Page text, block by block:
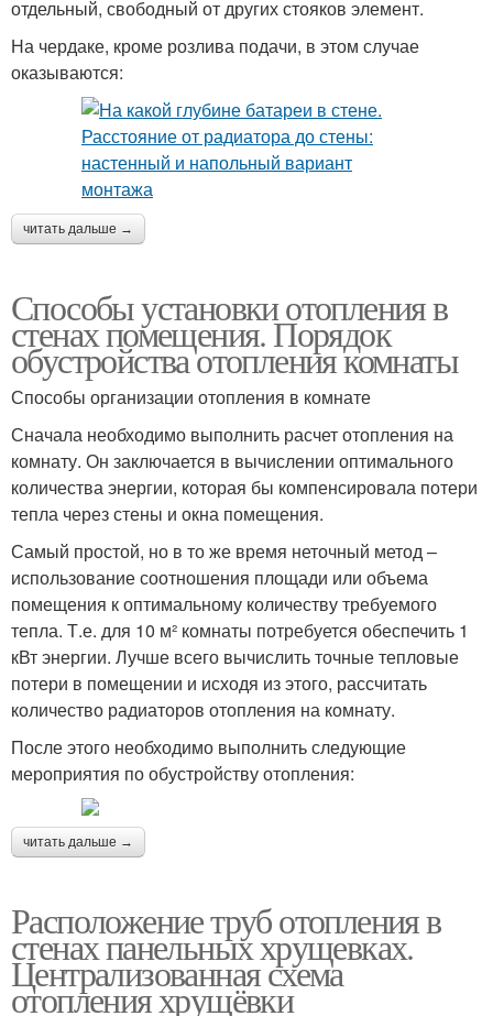
отдельный, свободный от других стояков элемент.
На чердаке, кроме розлива подачи, в этом случае
оказываются:
читать дальше →
Способы установки отопления в
стенах помещения. Порядок
обустройства отопления комнаты
Способы организации отопления в комнате
Сначала необходимо выполнить расчет отопления на
комнату. Он заключается в вычислении оптимального
количества энергии, которая бы компенсировала потери
тепла через стены и окна помещения.
Самый простой, но в то же время неточный метод –
использование соотношения площади или объема
помещения к оптимальному количеству требуемого
тепла. Т.е. для 10 м² комнаты потребуется обеспечить 1
кВт энергии. Лучше всего вычислить точные тепловые
потери в помещении и исходя из этого, рассчитать
количество радиаторов отопления на комнату.
После этого необходимо выполнить следующие
мероприятия по обустройству отопления:
читать дальше →
Расположение труб отопления в
стенах панельных хрущевках.
Централизованная схема
отопления хрущёвки